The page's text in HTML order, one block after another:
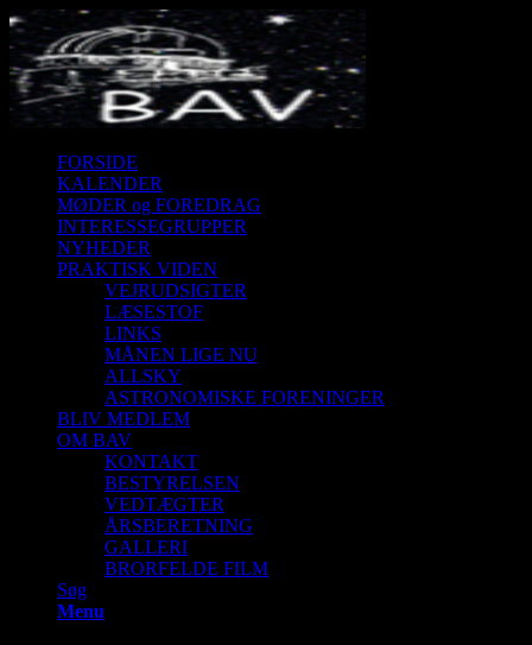
FORSIDE
KALENDER
MØDER og FOREDRAG
INTERESSEGRUPPER
NYHEDER
PRAKTISK VIDEN
VEJRUDSIGTER
LÆSESTOF
LINKS
MÅNEN LIGE NU
ALLSKY
ASTRONOMISKE FORENINGER
BLIV MEDLEM
OM BAV
KONTAKT
BESTYRELSEN
VEDTÆGTER
ÅRSBERETNING
GALLERI
BRORFELDE FILM
Søg
Menu